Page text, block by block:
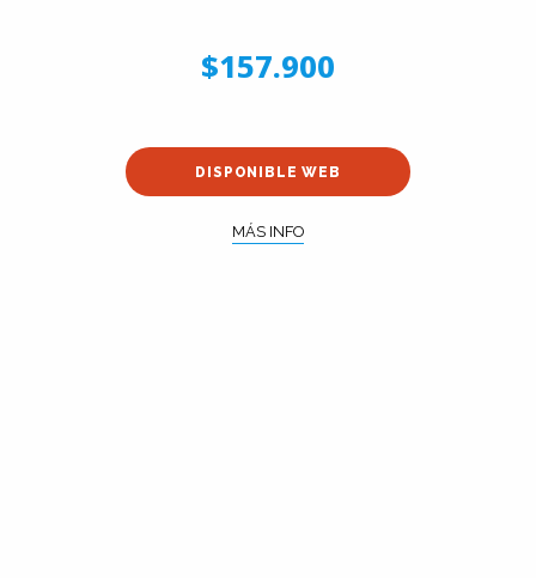
$157.900
DISPONIBLE WEB
MÁS INFO